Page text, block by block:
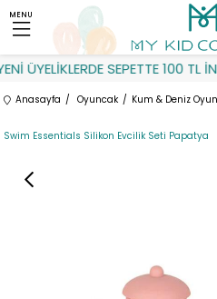
ÜYELİKLERDE SEPETTE 100 TL
MENU
Anasayfa Oyuncak Kum & Deniz
Swim Essentials Silikon Evcilik Seti Papatya